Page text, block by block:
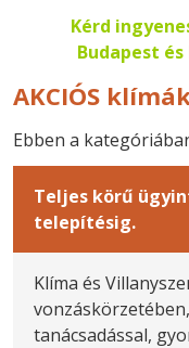
Kérd
Budapest
AKCIÓS
Ebben a
Teljes körű
telepítésig.
Klíma és
tanácsadással,